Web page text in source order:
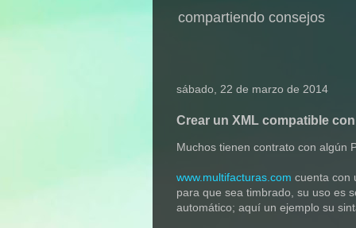
compartiendo consejos
sábado, 22 de marzo de 2014
Crear un XML compatible
Muchos tienen contrato con algún
www.multifacturas.com cuenta con
para que sea timbrado, su uso es
automático; aquí un ejemplo su